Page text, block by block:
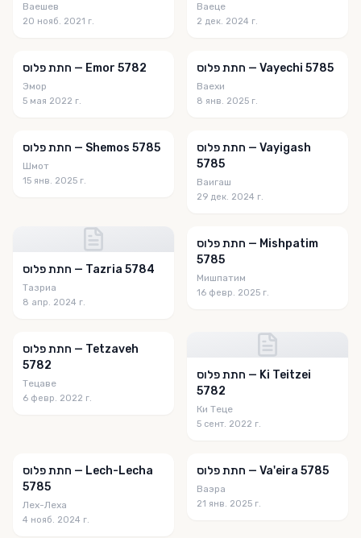
Ваешев
20 нояб. 2021 г.
Ваеце
2 дек. 2024 г.
חתת פלוס — Emor 5782
Эмор
5 мая 2022 г.
חתת פלוס — Vayechi 5785
Ваехи
8 янв. 2025 г.
חתת פלוס — Shemos 5785
Шмот
15 янв. 2025 г.
חתת פלוס — Vayigash
5785
Ваигаш
29 дек. 2024 г.
חתת פלוס — Tazria 5784
Тазриа
8 апр. 2024 г.
חתת פלוס — Mishpatim
5785
Мишпатим
16 февр. 2025 г.
חתת פלוס — Tetzaveh
5782
Тецаве
6 февр. 2022 г.
חתת פלוס — Ki Teitzei
5782
Ки Теце
5 сент. 2022 г.
חתת פלוס — Lech-Lecha
5785
Лех-Леха
4 нояб. 2024 г.
חתת פלוס — Va'eira 5785
Ваэра
21 янв. 2025 г.